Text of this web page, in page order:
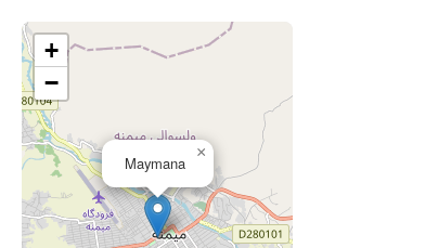
Maymana
×
+
−